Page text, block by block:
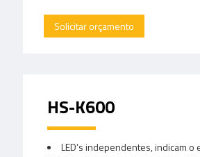
Solicitar orçamento
HS-K600
LED’s independentes, indicam o